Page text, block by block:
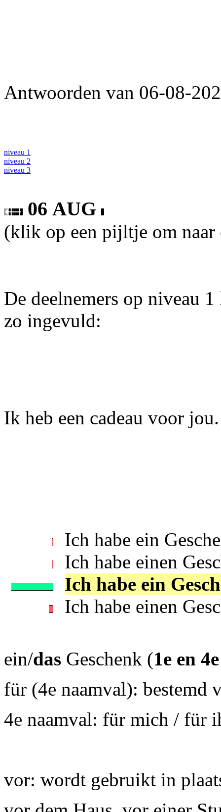
Antwoorden van 06-08-
niveau 1
niveau 2
niveau 3
06 AUG
(klik op een pijltje om naar
De deelnemers op niveau
zo ingevuld:
Ik heb een cadeau voor jou.
Ich habe ein
Ich habe einen
Ich habe ein
Ich habe einen
ein/das Geschenk (1e en 4e
für (4e naamval): bestemd
4e naamval: für mich / für
vor: wordt gebruikt in